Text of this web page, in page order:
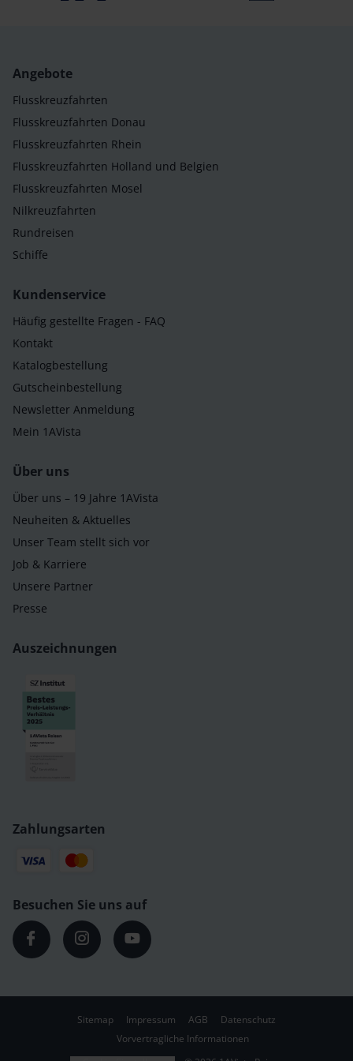
Angebote
Flusskreuzfahrten
Flusskreuzfahrten Donau
Flusskreuzfahrten Rhein
Flusskreuzfahrten Holland und Belgien
Flusskreuzfahrten Mosel
Nilkreuzfahrten
Rundreisen
Schiffe
Kundenservice
Häufig gestellte Fragen - FAQ
Kontakt
Katalogbestellung
Gutscheinbestellung
Newsletter Anmeldung
Mein 1AVista
Über uns
Über uns – 19 Jahre 1AVista
Neuheiten & Aktuelles
Unser Team stellt sich vor
Job & Karriere
Unsere Partner
Presse
Auszeichnungen
Zahlungsarten
Besuchen Sie uns auf
Sitemap Impressum AGB
Datenschutz
Vorvertragliche Informationen